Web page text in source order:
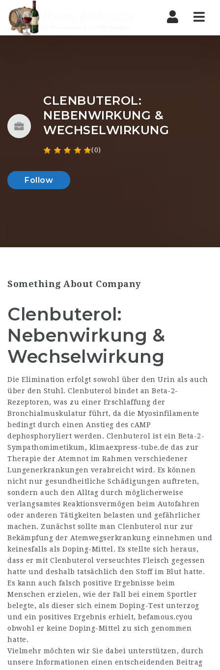
CLENBUTEROL:
NEBENWIRKUNG &
WECHSELWIRKUNG
(0)
Follow
Something About Company
Clenbuterol:
Nebenwirkung &
Wechselwirkung
Die Elimination erfolgt sowohl über den Urin als auch
über den Stuhl. Clenbuterol bindet an Beta-2-
Rezeptoren, was zu einer Erschlaffung der
Bronchialmuskulatur führt, da die Myosinfilamente
bedingt durch einen Anstieg des cAMP
dephosphoryliert werden. Clenbuterol ist ein Beta-2-
Sympathomimetikum, klimaexpress-tube.de das zur
Therapie der Atemnot im Rahmen verschiedener
Lungenerkrankungen verabreicht wird. Es können
nicht nur gesundheitliche Schädigungen auftreten,
sondern auch den Alltag durch möglicherweise
verlangsamtes Reaktionsvermögen beim Autofahren
oder anderen Tätigkeiten belasten und gefährlicher
machen. Zunächst sollte man Clenbuterol nur zur
Bekämpfung der Atemwegserkrankung einnehmen und
keinesfalls als Doping-Mittel. Es stellte sich heraus,
dass er mit Clenbuterol verseuchtes Fleisch gegessen
hatte und deshalb tatsächlich den Stoff im Blut hatte.
Es kann auch falsch positive Ergebnisse beim
Menschen erzielen, wie der Fall bei einem Sportler
belegte, als dieser sich einem Doping-Test unterzog
und ein positives Ergebnis erhielt, befamous.cyou
obwohl er keine Doping-Mittel zu sich genommen
hatte.
Vielmehr möchten wir Sie dabei unterstützen, durch
unsere Informationen einen entscheidenden Beitrag